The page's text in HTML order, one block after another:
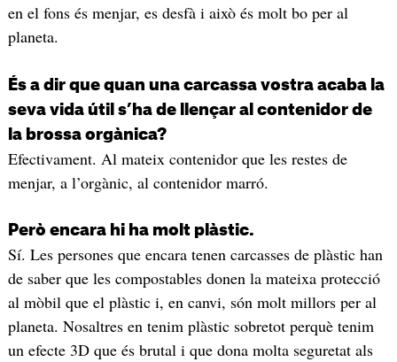
en el fons és menjar, es desfà i això és molt bo per al
planeta.
És a dir que quan una carcassa vostra acaba la
seva vida útil s’ha de llençar al contenidor de
la brossa orgànica?
Efectivament. Al mateix contenidor que les restes de
menjar, a l’orgànic, al contenidor marró.
Però encara hi ha molt plàstic.
Sí. Les persones que encara tenen carcasses de plàstic han
de saber que les compostables donen la mateixa protecció
al mòbil que el plàstic i, en canvi, són molt millors per al
planeta. Nosaltres en tenim plàstic sobretot perquè tenim
un efecte 3D que és brutal i que dona molta seguretat als